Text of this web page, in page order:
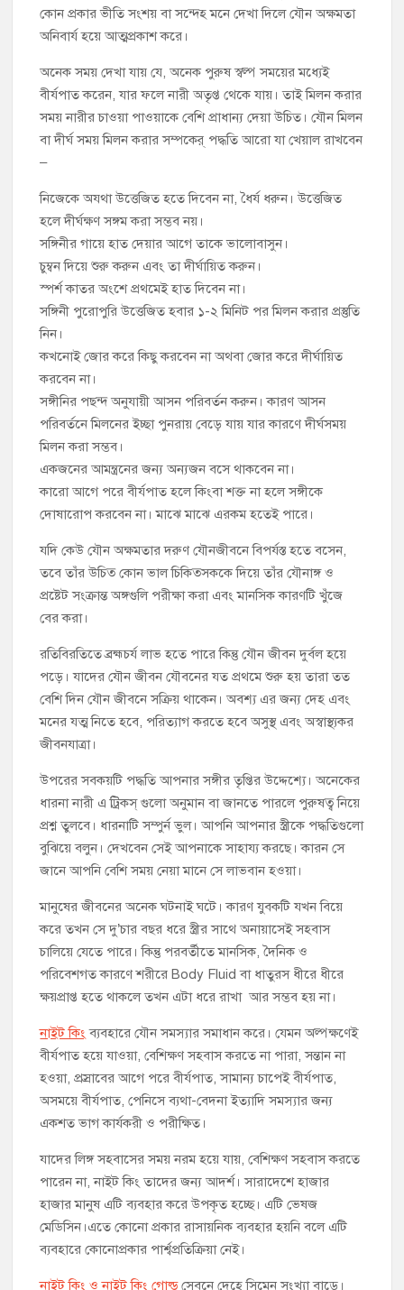
কোন প্রকার ভীতি সংশয় বা সন্দেহ মনে দেখা দিলে যৌন অক্ষমতা
অনিবার্য হয়ে আত্মপ্রকাশ করে।
অনেক সময় দেখা যায় যে, অনেক পুরুষ স্বল্প সময়ের মধ্যেই
বীর্যপাত করেন, যার ফলে নারী অতৃপ্ত থেকে যায়। তাই মিলন করার
সময় নারীর চাওয়া পাওয়াকে বেশি প্রাধান্য দেয়া উচিত। যৌন মিলন
বা দীর্ঘ সময় মিলন করার সম্পকের্ পদ্ধতি আরো যা খেয়াল রাখবেন
–
নিজেকে অযথা উত্তেজিত হতে দিবেন না, ধৈর্য ধরুন। উত্তেজিত
হলে দীর্ঘক্ষণ সঙ্গম করা সম্ভব নয়।
সঙ্গিনীর গায়ে হাত দেয়ার আগে তাকে ভালোবাসুন।
চুম্বন দিয়ে শুরু করুন এবং তা দীর্ঘায়িত করুন।
স্পর্শ কাতর অংশে প্রথমেই হাত দিবেন না।
সঙ্গিনী পুরোপুরি উত্তেজিত হবার ১-২ মিনিট পর মিলন করার প্রস্তুতি
নিন।
কখনোই জোর করে কিছু করবেন না অথবা জোর করে দীর্ঘায়িত
করবেন না।
সঙ্গীনির পছন্দ অনুযায়ী আসন পরিবর্তন করুন। কারণ আসন
পরিবর্তনে মিলনের ইচ্ছা পুনরায় বেড়ে যায় যার কারণে দীর্ঘসময়
মিলন করা সম্ভব।
একজনের আমন্ত্রনের জন্য অন্যজন বসে থাকবেন না।
কারো আগে পরে বীর্যপাত হলে কিংবা শক্ত না হলে সঙ্গীকে
দোষারোপ করবেন না। মাঝে মাঝে এরকম হতেই পারে।
যদি কেউ যৌন অক্ষমতার দরুণ যৌনজীবনে বিপর্যস্ত হতে বসেন,
তবে তাঁর উচিত্‍ কোন ভাল চিকিত্‍সককে দিয়ে তাঁর যৌনাঙ্গ ও
প্রষ্টেট সংক্রান্ত অঙ্গগুলি পরীক্ষা করা এবং মানসিক কারণটি খুঁজে
বের করা।
রতিবিরতিতে ব্রহ্মচর্য লাভ হতে পারে কিন্তু যৌন জীবন দুর্বল হয়ে
পড়ে। যাদের যৌন জীবন যৌবনের যত প্রথমে শুরু হয় তারা তত
বেশি দিন যৌন জীবনে সক্রিয় থাকেন। অবশ্য এর জন্য দেহ এবং
মনের যত্ম নিতে হবে, পরিত্যাগ করতে হবে অসুস্থ এবং অস্বাস্থ্যকর
জীবনযাত্রা।
উপরের সবকয়টি পদ্ধতি আপনার সঙ্গীর তৃপ্তির উদ্দেশ্যে। অনেকের
ধারনা নারী এ ট্রিকস্ গুলো অনুমান বা জানতে পারলে পুরুষত্ব নিয়ে
প্রশ্ন তুলবে। ধারনাটি সম্পুর্ন ভুল। আপনি আপনার স্ত্রীকে পদ্ধতিগুলো
বুঝিয়ে বলুন। দেখবেন সেই আপনাকে সাহায্য করছে। কারন সে
জানে আপনি বেশি সময় নেয়া মানে সে লাভবান হওয়া।
মানুষের জীবনের অনেক ঘটনাই ঘটে। কারণ ‍যুবকটি যখন বিয়ে
করে তখন সে দু’চার বছর ধরে স্ত্রীর সাথে অনায়াসেই সহবাস
চালিয়ে যেতে পারে। কিন্তু পরবর্তীতে মানসিক, দৈনিক ও
পরিবেশগত কারণে শরীরে Body Fluid বা ধাতুরস ধীরে ধীরে
ক্ষয়প্রাপ্ত হতে থাকলে তখন এটা ধরে রাখা আর সম্ভব হয় না।
নাইট কিং ব্যবহারে যৌন সমস্যার সমাধান করে। যেমন অল্পক্ষণেই
বীর্যপাত হয়ে যাওয়া, বেশিক্ষণ সহবাস করতে না পারা, সন্তান না
হওয়া, প্রস্রাবের আগে পরে বীর্যপাত, সামান্য চাপেই বীর্যপাত,
অসময়ে বীর্যপাত, পেনিসে ব্যথা-বেদনা ইত্যাদি সমস্যার জন্য
একশত ভাগ কার্যকরী ও পরীক্ষিত।
যাদের লিঙ্গ সহবাসের সময় নরম হয়ে যায়, বেশিক্ষণ সহবাস করতে
পারেন না, নাইট কিং তাদের জন্য আদর্শ। সারাদেশে হাজার
হাজার মানুষ এটি ব্যবহার করে উপকৃত হচ্ছে। এটি ভেষজ
মেডিসিন।এতে কোনো প্রকার রাসায়নিক ব্যবহার হয়নি বলে এটি
ব্যবহারে কোনোপ্রকার পার্শ্বপ্রতিক্রিয়া নেই।
নাইট কিং ও নাইট কিং গোল্ডসেবনে দেহে সিমেন সংখ্যা বাড়ে।